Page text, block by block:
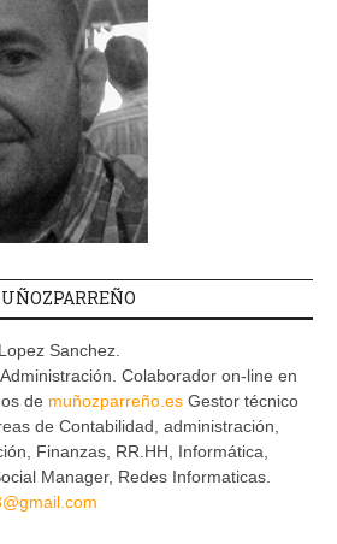
Sanchez.
Colaborador on-line en
de muñozparreño.es Gestor técnico
de Contabilidad, administración,
Finanzas, RR.HH, Informática,
Manager, Redes Informaticas.